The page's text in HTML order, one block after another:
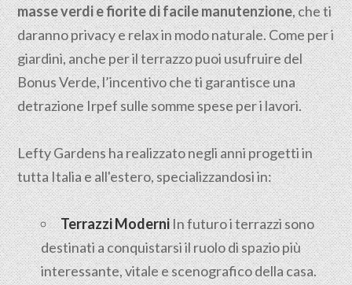
masse verdi e fiorite di facile manutenzione, che ti
daranno privacy e relax in modo naturale. Come per i
giardini, anche per il terrazzo puoi usufruire del
Bonus Verde, l’incentivo che ti garantisce una
detrazione Irpef sulle somme spese per i lavori.
Lefty Gardens ha realizzato negli anni progetti in
tutta Italia e all'estero, specializzandosi in:
Terrazzi ModerniIn futuro i terrazzi sono
destinati a conquistarsi il ruolo di spazio più
interessante, vitale e scenografico della casa.